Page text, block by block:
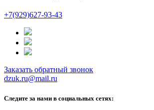
+7(929)627-93-43
Заказать обратный звонок
dzuk.ru@mail.ru
Следите за нами в социальных сетях: